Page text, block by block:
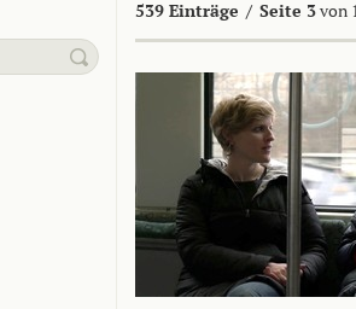
539 Einträge / Seite 3von